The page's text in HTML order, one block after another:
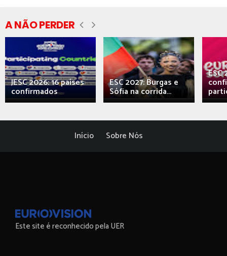
A NÃO PERDER
JESC 2026: 16 países
confirmados
ESC 2027: Burgas e
Sófia na corrida...
ESC
Início Sobre Nós
Este site é reconhecido pela UER